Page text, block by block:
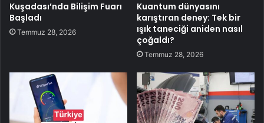
Kuşadası’nda Bilişim Fuarı
Başladı
Temmuz 28, 2026
Kuantum dünyasını
karıştıran deney: Tek bir
ışık taneciği aniden nasıl
çoğaldı?
Temmuz 28, 2026